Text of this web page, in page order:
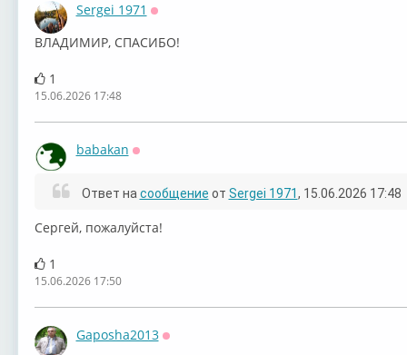
Sergei 1971
ВЛАДИМИР, СПАСИБО!
1
15.06.2026 17:48
babakan
Ответ на сообщение от Sergei 1971, 15.06.2026 17:48
⁣⁣⁣⁣Сергей, пожалуйста!
1
15.06.2026 17:50
Gaposha2013